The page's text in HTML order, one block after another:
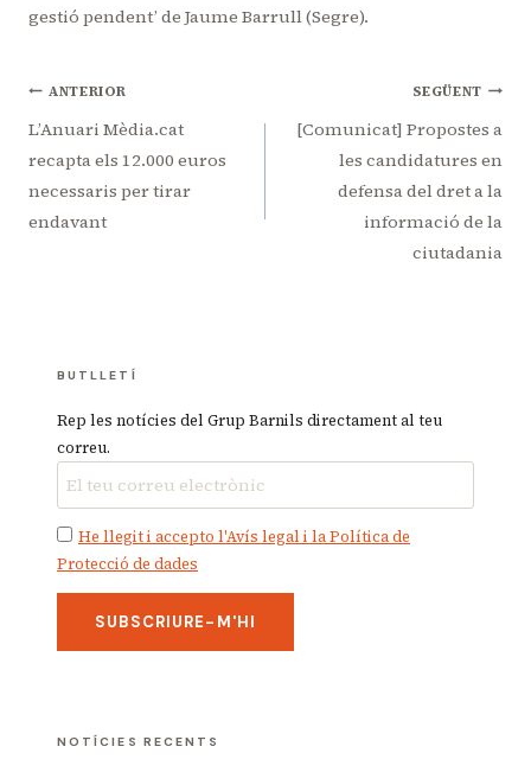
gestió pendent’ de Jaume Barrull (Segre).
Navegació
d'entrades
ANTERIOR
L’Anuari Mèdia.cat
recapta els 12.000 euros
necessaris per tirar
endavant
SEGÜENT
[Comunicat] Propostes a
les candidatures en
defensa del dret a la
informació de la
ciutadania
BUTLLETÍ
Rep les notícies del Grup Barnils directament al teu
correu.
He llegit i accepto l'Avís legal i la Política de
Protecció de dades
NOTÍCIES RECENTS